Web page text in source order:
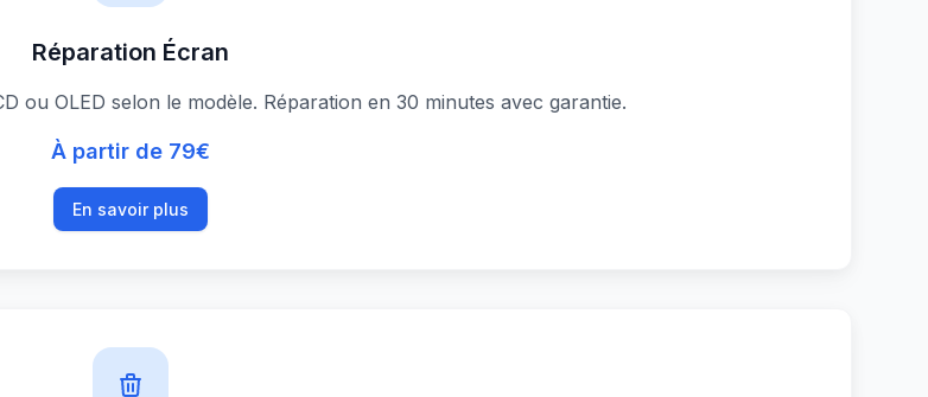
Réparation Écran
ou OLED selon le modèle. Réparation en 30 minutes avec garantie.
À partir de 79€
En savoir plus